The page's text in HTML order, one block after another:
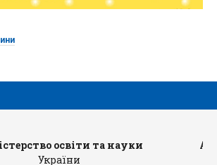
освіти та науки
України